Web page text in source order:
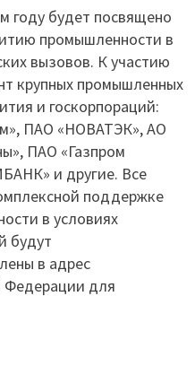
году будет посвящено
промышленности в
вызовов. К участию
крупных промышленных
и госкорпораций:
ПАО «НОВАТЭК», АО
ПАО «Газпром
и другие. Все
поддержке
в условиях
будут
в адрес
Федерации для